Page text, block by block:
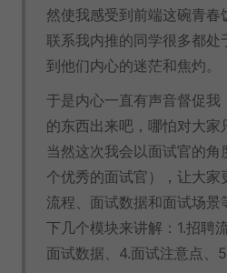
然使我感受到前端这碗青春
联系我内推的同学很多都处
到他们内心的迷茫和焦灼。
于是内心一直有声音督促我
的东西出来吧，哪怕对大家
当然这次我会以面试官的角
个优秀的面试官），让大家
流程、面试数据和面试场景
下几个模块来讲解：1.招聘
面试数据、4.面试注意点、